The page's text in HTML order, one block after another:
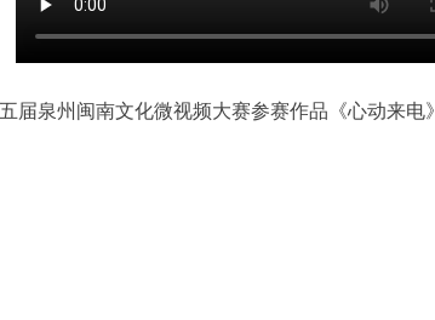
届泉州闽南文化微视频大赛参赛作品 《心动来电》